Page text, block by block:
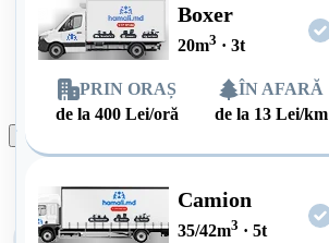
Boxer
20m3 · 3t
PRIN ORAȘ
de la400 Lei/oră
ÎN AFARĂ
de la 13 Lei/km
Camion
35/42m3 · 5t
Plasează comanda